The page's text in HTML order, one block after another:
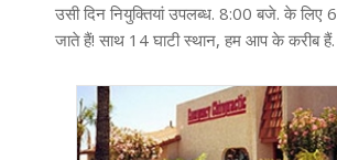
उसी दिन नियुक्तियां उपलब्ध. 8:00 बजे. के लिए
जाते हैं! साथ 14 घाटी स्थान, हम आप के करीब हैं.